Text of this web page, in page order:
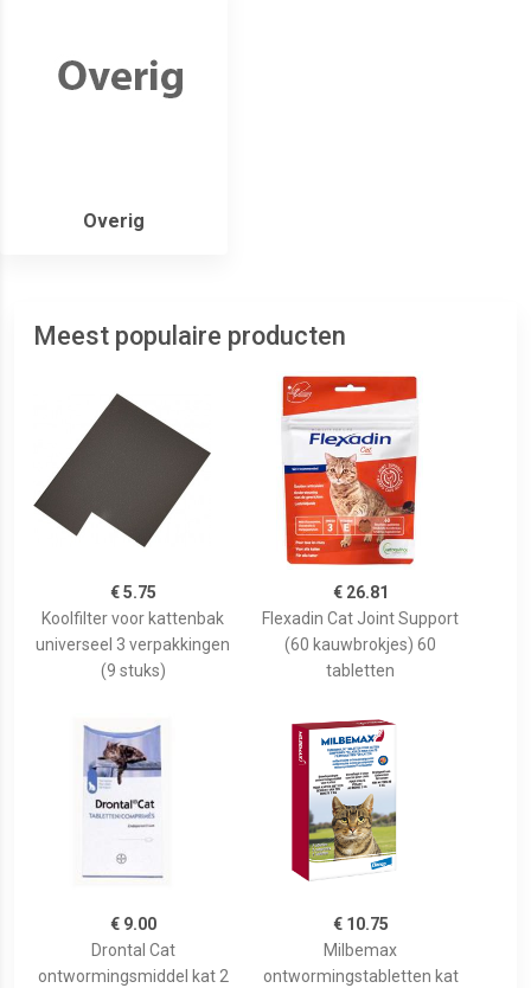
Overig
Meest populaire producten
€ 5.75
Koolfilter voor kattenbak
universeel 3 verpakkingen
(9 stuks)
€ 26.81
Flexadin Cat Joint Support
(60 kauwbrokjes) 60
tabletten
€ 9.00
Drontal Cat
ontwormingsmiddel kat 2
€ 10.75
Milbemax
ontwormingstabletten kat